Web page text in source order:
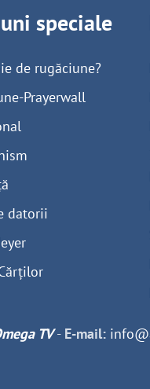
speciale
de rugăciune?
Prayerwall
datorii
TV- E-mail: